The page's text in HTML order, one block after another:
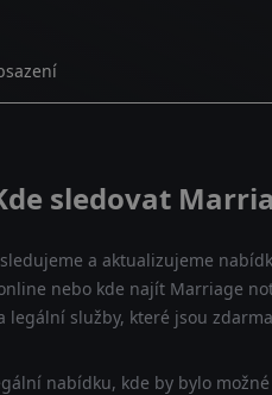
sledovat
a aktualizujeme
nebo kde najít Marriage
legální služby, které jsou
nabídku, kde by bylo